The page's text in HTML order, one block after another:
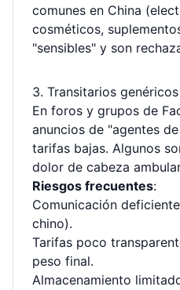
comunes en China
cosméticos,
"sensibles" y son
3. Transitarios genéricos
En foros y grupos de
anuncios de "agentes
tarifas bajas. Algunos
dolor de cabeza
Riesgos frecuentes:
Comunicación
chino).
Tarifas poco
peso final.
Almacenamiento